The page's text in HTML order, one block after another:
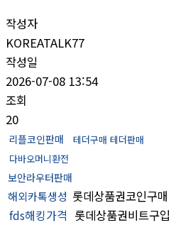
작성자
KOREATALK77
작성일
2026-07-08 13:54
조회
20
리플코인판매
테더구매 테더판매
다바오머니환전
보안라우터판매
해외카톡생성 롯데상품권코인구매
fds해킹가격 롯데상품권비트구입